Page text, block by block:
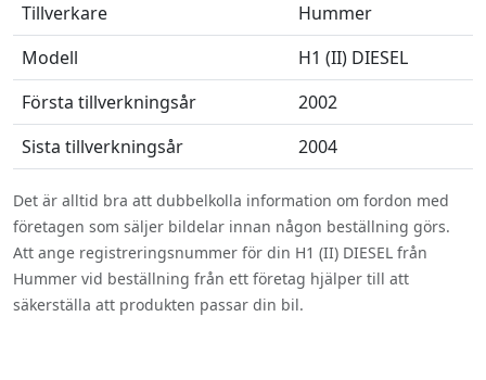
Tillverkare
Hummer
Modell
H1 (II) DIESEL
Första tillverkningsår
2002
Sista tillverkningsår
2004
Det är alltid bra att dubbelkolla information om fordon med
företagen som säljer bildelar innan någon beställning görs.
Att ange registreringsnummer för din H1 (II) DIESEL från
Hummer vid beställning från ett företag hjälper till att
säkerställa att produkten passar din bil.